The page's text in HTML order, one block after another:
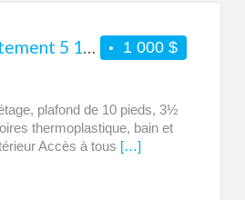
1 000 $
Deux-Montagnes – Appartement 5 1/2 à louer
plafond de 10 pieds, 3½
thermoplastique, bain et
Accès à tous […]